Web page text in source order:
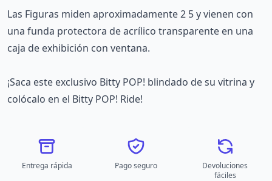
Las Figuras miden aproximadamente 2 5 y vienen con
una funda protectora de acrílico transparente en una
caja de exhibición con ventana.
¡Saca este exclusivo Bitty POP! blindado de su vitrina y
colócalo en el Bitty POP! Ride!
Entrega rápida Pago seguro
Devoluciones
fáciles